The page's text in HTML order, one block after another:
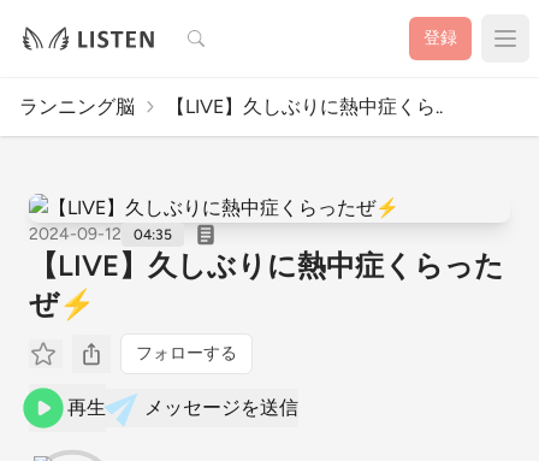
検索 登録
ランニング脳 【LIVE】久しぶりに熱中症くら..
2024-09-12 04:35
【LIVE】久しぶりに熱中症くらった
ぜ⚡️
フォローする
再生 メッセージを送信